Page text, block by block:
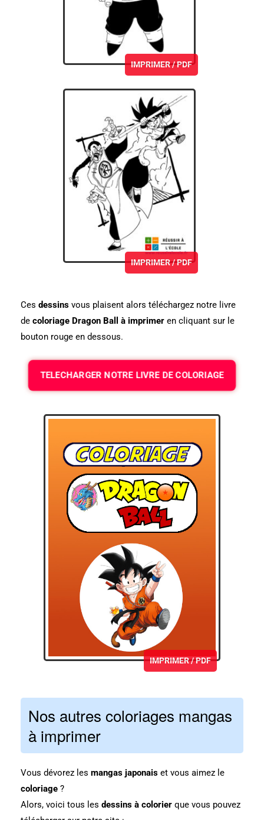
IMPRIMER / PDF
IMPRIMER / PDF
Ces dessins vous plaisent alors téléchargez notre livre
de coloriage Dragon Ball à imprimer en cliquant sur le
bouton rouge en dessous.
TELECHARGER NOTRE LIVRE DE COLORIAGE
IMPRIMER / PDF
Nos autres coloriages mangas
à imprimer
Vous dévorez les mangas japonais et vous aimez le
coloriage ?
Alors, voici tous les dessins à colorier que vous pouvez